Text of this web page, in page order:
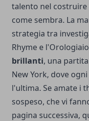
talento nel
come sembra. La
strategia tra
Rhyme e l'Orologiaio
brillanti, una
New York, dove
l'ultima. Se amate i
sospeso, che vi
pagina successiva,